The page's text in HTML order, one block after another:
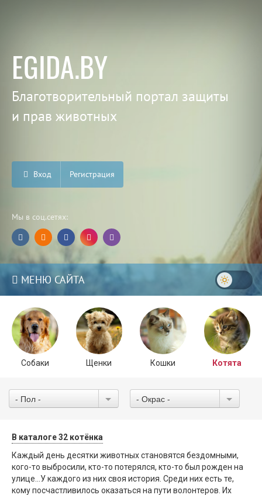
EGIDA.BY
Благотворительный портал защиты
и прав животных
Вход Регистрация
Мы в соц.сетях:
МЕНЮ САЙТА
Собаки Щенки Кошки Котята
- Пол - - Окрас -
В каталоге 32 котёнка
Каждый день десятки животных становятся бездомными,
кого-то выбросили, кто-то потерялся, кто-то был рожден на
улице…У каждого из них своя история. Среди них есть те,
кому посчастливилось оказаться на пути волонтеров. Их